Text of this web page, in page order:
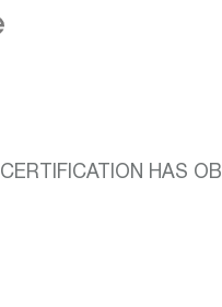
CERTIFICATION HAS